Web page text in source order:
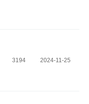
3194 2024-11-25